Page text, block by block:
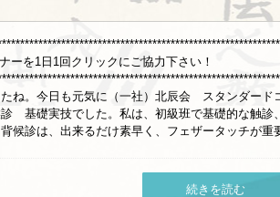
ーを1日1回クリックにご協力下さい！
たね。今日も元気に（一社）北辰会 スタンダー
基礎実技でした。私は、初級班で基礎的な触診
候診は、出来るだけ素早く、フェザータッチが
続きを読む